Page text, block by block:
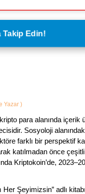
Takip Edin!
Yazar )
para alanında içerik
Sosyoloji
farklı bir perspektif
katılmadan önce
Kriptokoin’de,
Şeyimizsin” adlı